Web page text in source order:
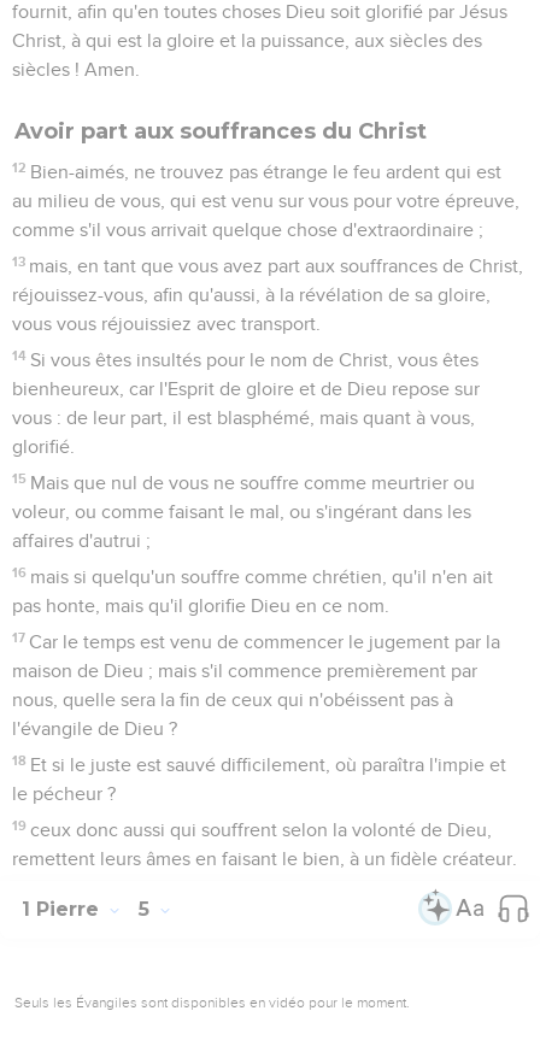
fournit, afin qu'en toutes choses Dieu soit glorifié par Jésus
Christ, à qui est la gloire et la puissance, aux siècles des
siècles ! Amen.
Avoir part aux souffrances du Christ
12 Bien-aimés, ne trouvez pas étrange le feu ardent qui est
au milieu de vous, qui est venu sur vous pour votre épreuve,
comme s'il vous arrivait quelque chose d'extraordinaire ;
13 mais, en tant que vous avez part aux souffrances de Christ,
réjouissez-vous, afin qu'aussi, à la révélation de sa gloire,
vous vous réjouissiez avec transport.
14 Si vous êtes insultés pour le nom de Christ, vous êtes
bienheureux, car l'Esprit de gloire et de Dieu repose sur
vous : de leur part, il est blasphémé, mais quant à vous,
glorifié.
15 Mais que nul de vous ne souffre comme meurtrier ou
voleur, ou comme faisant le mal, ou s'ingérant dans les
affaires d'autrui ;
16 mais si quelqu'un souffre comme chrétien, qu'il n'en ait
pas honte, mais qu'il glorifie Dieu en ce nom.
17 Car le temps est venu de commencer le jugement par la
maison de Dieu ; mais s'il commence premièrement par
nous, quelle sera la fin de ceux qui n'obéissent pas à
l'évangile de Dieu ?
18 Et si le juste est sauvé difficilement, où paraîtra l'impie et
le pécheur ?
19 ceux donc aussi qui souffrent selon la volonté de Dieu,
remettent leurs âmes en faisant le bien, à un fidèle créateur.
1 Pierre 5
Seuls les Évangiles sont disponibles en vidéo pour le moment.